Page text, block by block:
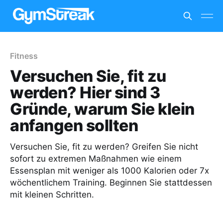
Fitness
Versuchen Sie, fit zu
werden? Hier sind 3
Gründe, warum Sie klein
anfangen sollten
Versuchen Sie, fit zu werden? Greifen Sie nicht
sofort zu extremen Maßnahmen wie einem
Essensplan mit weniger als 1000 Kalorien oder 7x
wöchentlichem Training. Beginnen Sie stattdessen
mit kleinen Schritten.